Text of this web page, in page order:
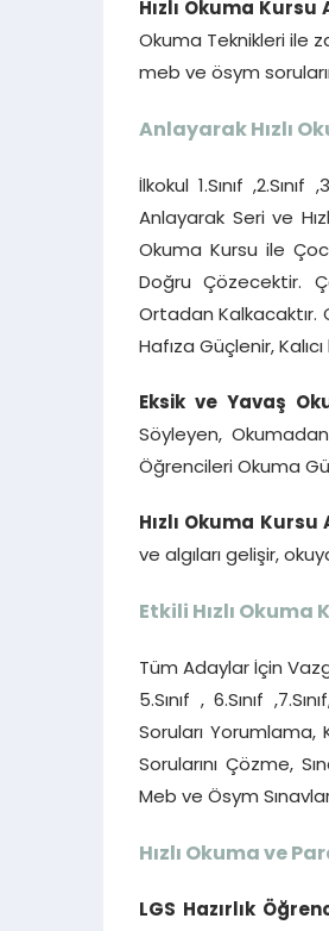
Hızlı Okuma
Okuma Teknikleri ile
meb ve ösym
Anlayarak Hızlı
İlkokul 1.Sınıf
Anlayarak Seri ve
Okuma Kursu ile
Doğru Çözecektir.
Ortadan Kalkacaktır.
Hafıza Güçlenir,
Eksik ve Yavaş
Söyleyen, Okumadan
Öğrencileri Okuma
Hızlı Okuma
ve algıları gelişir,
Etkili Hızlı Okuma
Tüm Adaylar İçin
5.Sınıf , 6.Sınıf
Soruları Yorumlama,
Sorularını Çözme,
Meb ve Ösym
Hızlı Okuma ve
LGS Hazırlık